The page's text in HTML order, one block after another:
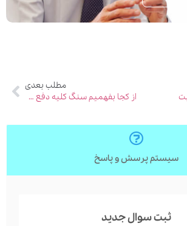
مطلب بعدی
از کجا بفهمیم سنگ کلیه دفع شده است؟
سیستم پرسش و پاسخ
ثبت سوال جدید